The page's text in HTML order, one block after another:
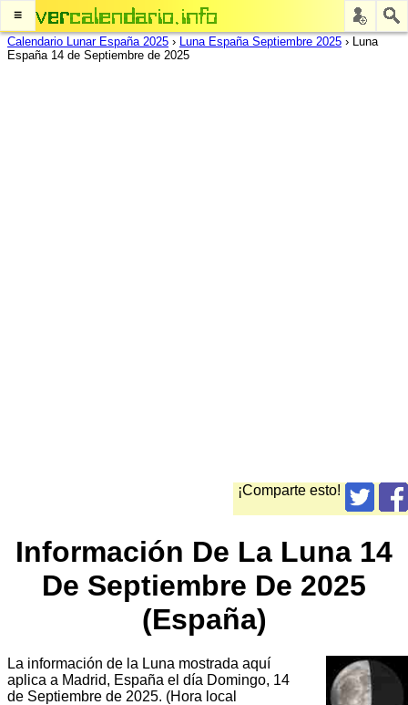
≡
Calendario Lunar España 2025 › Luna España Septiembre 2025 › Luna
España 14 de Septiembre de 2025
¡Comparte esto!
Información De La Luna 14
De Septiembre De 2025
(España)
La información de la Luna mostrada aquí
aplica a Madrid, España el día Domingo, 14
de Septiembre de 2025. (Hora local